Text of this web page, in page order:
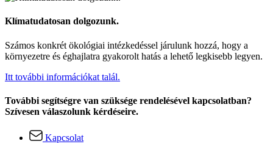
Klímatudatosan dolgozunk.
Számos konkrét ökológiai intézkedéssel járulunk hozzá, hogy a
környezetre és éghajlatra gyakorolt hatás a lehető legkisebb legyen.
Itt további információkat talál.
További segítségre van szüksége rendelésével kapcsolatban?
Szívesen válaszolunk kérdéseire.
Kapcsolat